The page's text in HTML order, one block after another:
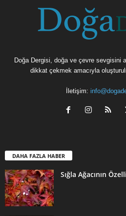
Doğa Dergisi, doğa ve çevre sevgisini
dikkat çekmek amacıyla
İletişim:
DAHA FAZLA HABER
Sığla Ağacının